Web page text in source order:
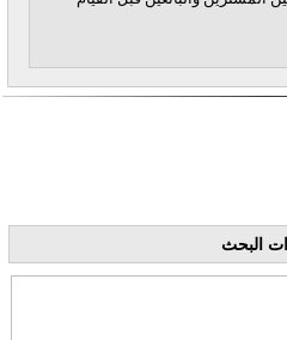
البحث